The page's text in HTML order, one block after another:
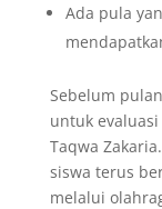
Ada pula
Sebelum
untuk
Taqwa
siswa terus
melalui